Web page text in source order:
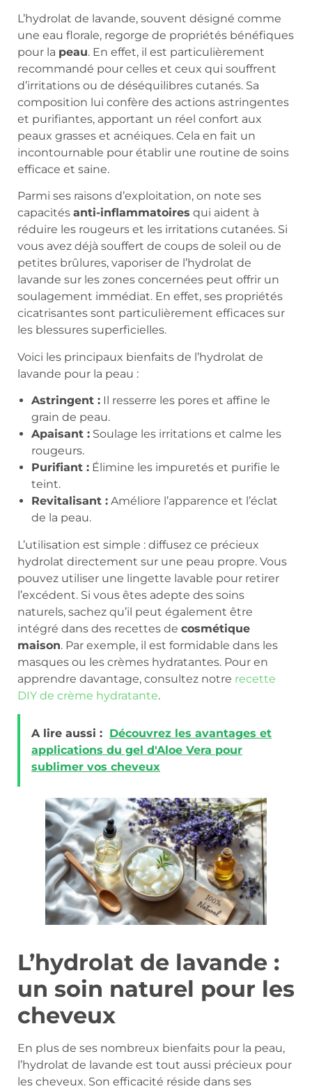
L’hydrolat de lavande, souvent désigné comme
une eau florale, regorge de propriétés bénéfiques
pour la peau. En effet, il est particulièrement
recommandé pour celles et ceux qui souffrent
d’irritations ou de déséquilibres cutanés. Sa
composition lui confère des actions astringentes
et purifiantes, apportant un réel confort aux
peaux grasses et acnéiques. Cela en fait un
incontournable pour établir une routine de soins
efficace et saine.
Parmi ses raisons d’exploitation, on note ses
capacités anti-inflammatoires qui aident à
réduire les rougeurs et les irritations cutanées. Si
vous avez déjà souffert de coups de soleil ou de
petites brûlures, vaporiser de l’hydrolat de
lavande sur les zones concernées peut offrir un
soulagement immédiat. En effet, ses propriétés
cicatrisantes sont particulièrement efficaces sur
les blessures superficielles.
Voici les principaux bienfaits de l’hydrolat de
lavande pour la peau :
Astringent : Il resserre les pores et affine le
grain de peau.
Apaisant : Soulage les irritations et calme les
rougeurs.
Purifiant : Élimine les impuretés et purifie le
teint.
Revitalisant : Améliore l’apparence et l’éclat
de la peau.
L’utilisation est simple : diffusez ce précieux
hydrolat directement sur une peau propre. Vous
pouvez utiliser une lingette lavable pour retirer
l’excédent. Si vous êtes adepte des soins
naturels, sachez qu’il peut également être
intégré dans des recettes de cosmétique
maison. Par exemple, il est formidable dans les
masques ou les crèmes hydratantes. Pour en
apprendre davantage, consultez notre recette
DIY de crème hydratante.
A lire aussi : Découvrez les avantages et
applications du gel d'Aloe Vera pour
sublimer vos cheveux
L’hydrolat de lavande :
un soin naturel pour les
cheveux
En plus de ses nombreux bienfaits pour la peau,
l’hydrolat de lavande est tout aussi précieux pour
les cheveux. Son efficacité réside dans ses